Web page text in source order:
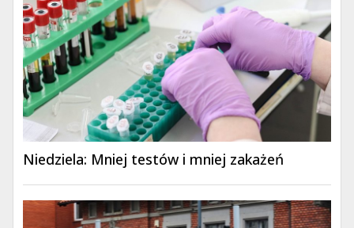
Niedziela: Mniej testów i mniej zakażeń